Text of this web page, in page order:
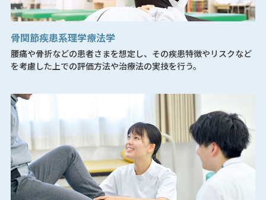
骨関節疾患系理学療法学
腰痛や骨折などの患者さまを想定し、その疾患特徴やリスクなど
を考慮した上での評価方法や治療法の実技を行う。